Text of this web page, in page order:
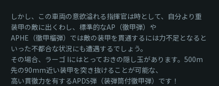
しかし、この車両の意欲溢れる指揮官は時として、自分より重
装甲の敵に出くわし、標準的なAP（徹甲弾）や
APHE（徹甲榴弾）では敵の装甲を貫通するには力不足となると
いった不都合な状況にも遭遇するでしょう。
その場合、ラーゴ Iにはとっておきの隠し玉があります。500m
先の90mm近い装甲を突き抜けることが可能な、
高い貫徹力を有するAPDS弾（装弾筒付徹甲弾）です！